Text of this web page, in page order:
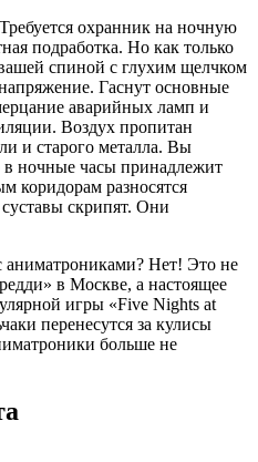
охранник на ночную
подработка. Но как только
вашей спиной с глухим щелчком
Гаснут основные
аварийных ламп и
Воздух пропитан
и старого металла. Вы
ночные часы принадлежит
коридорам разносятся
скрипят. Они
аниматрониками? Нет! Это не
в Москве, а настоящее
игры «Five Nights at
перенесутся за кулисы
больше не